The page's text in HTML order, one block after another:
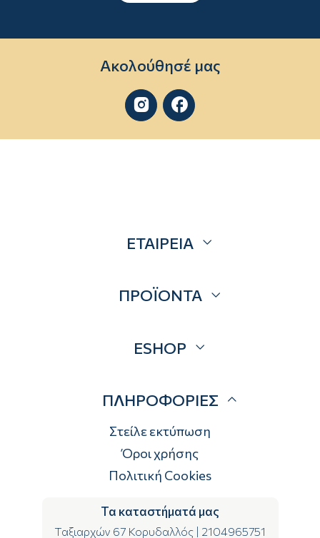
Ακολούθησέ μας
 
ΕΤΑΙΡΕΙΑ
Επικοινωνία
ΠΡΟΪΟΝΤΑ
Brands
ESHOP
Τρόποι αποστολής
Τρόποι πληρωμής
Επιστροφές
ΠΛΗΡΟΦΟΡΙΕΣ
Στείλε εκτύπωση
Όροι χρήσης
Πολιτική Cookies
Τα καταστήματά μας
Ταξιαρχών 67 Κορυδαλλός 2104965751